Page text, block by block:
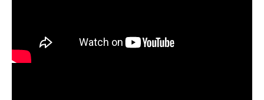
1.996 dolara
. Ako vam je za utehu, trenutno je na
sniženju, pa košta